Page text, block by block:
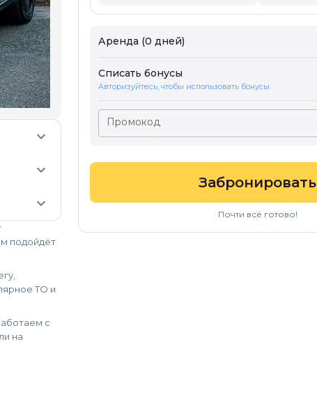
keyboard_arrow_down
keyboard_arrow_down
keyboard_arrow_down
подойдёт
ТО и
с
на
Аренда (0 дней)
Списать бонусы
Авторизуйтесь, чтобы использовать бонусы
Промокод
Забронировать
Почти всё готово!